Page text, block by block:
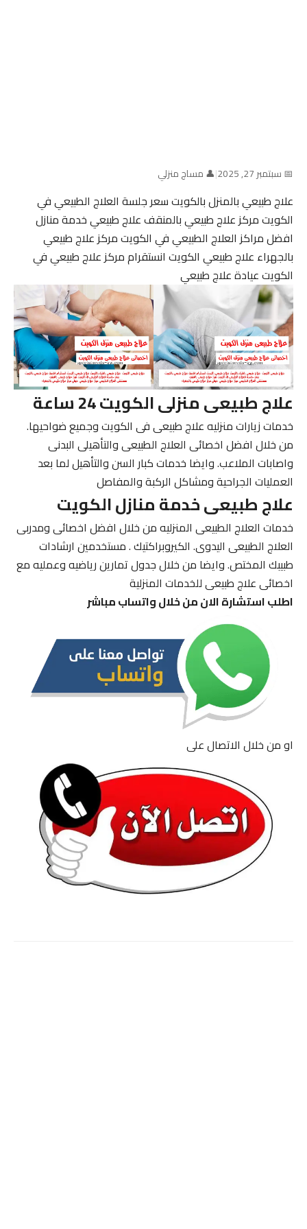
📅 سبتمبر 27, 2025 |👤 مساج منزلي
علاج طبيعي بالمنزل بالكويت سعر جلسة العلاج الطبيعي في
الكويت مركز علاج طبيعي بالمنقف علاج طبيعي خدمة منازل
افضل مراكز العلاج الطبيعي في الكويت مركز علاج طبيعي
بالجهراء علاج طبيعي الكويت انستقرام مركز علاج طبيعي في
الكويت عيادة علاج طبيعي
علاج طبيعى منزلى الكويت 24 ساعة
خدمات زيارات منزليه علاج طبيعى فى الكويت وجميع ضواحيها.
من خلال افضل اخصائى العلاج الطبيعى والتأهيلى البدنى
واصابات الملاعب. وايضا خدمات كبار السن والتأهيل لما بعد
العمليات الجراحية ومشاكل الركبة والمفاصل
علاج طبيعى خدمة منازل الكويت
خدمات العلاج الطبيعى المنزليه من خلال افضل اخصائى ومدربى
العلاج الطبيعى اليدوى. الكيروبراكتيك . مستخدمين ارشادات
طبيبك المختص. وايضا من خلال جدول تمارين رياضيه وعمليه مع
اخصائى علاج طبيعى للخدمات المنزلية
اطلب استشارة الان من خلال واتساب مباشر
او من خلال الاتصال على